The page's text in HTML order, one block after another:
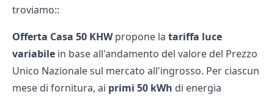
troviamo::
Offerta Casa 50 KHWpropone la tariffa luce
variabile in base all'andamento del valore del Prezzo
Unico Nazionale sul mercato all'ingrosso. Per ciascun
mese di fornitura, ai primi 50 kWh di energia